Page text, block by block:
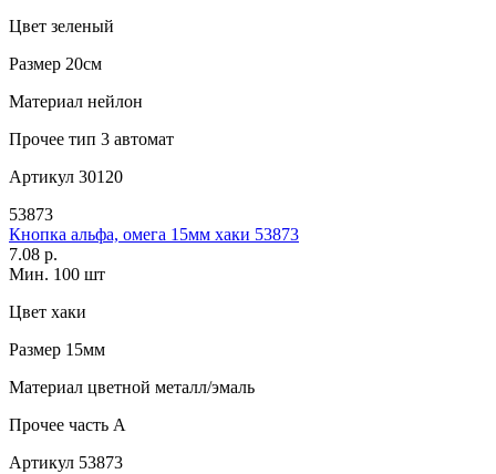
Цвет зеленый
Размер 20см
Материал нейлон
Прочее тип 3 автомат
Артикул 30120
53873
Кнопка альфа, омега 15мм хаки 53873
7.08 р.
Мин. 100 шт
Цвет хаки
Размер 15мм
Материал цветной металл/эмаль
Прочее часть A
Артикул 53873